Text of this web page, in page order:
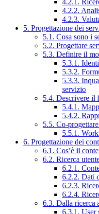
4.2.2.
4.2.3.
5. Progettazione dei
5.1. Cosa sono i
5.2. Progettare
5.3. Definire il
5.3.1.
5.3.2.
5.3.3.
servizio
5.4. Descrivere il
5.4.1.
5.4.2.
5.5. Co-
5.5.1.
6. Progettazione dei
6.1. Cos’è il
6.2. Ricerca
6.2.1.
6.2.2. Dati
6.2.3.
6.2.4.
6.3. Dalla ricerca
6.3.1. User